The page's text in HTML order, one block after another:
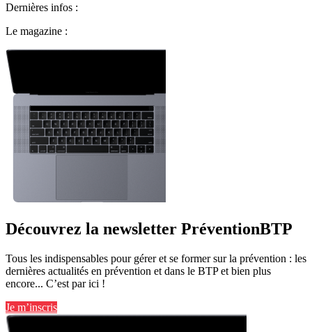
Dernières infos :
Le magazine :
Découvrez la newsletter PréventionBTP
Tous les indispensables pour gérer et se former sur la prévention : les
dernières actualités en prévention et dans le BTP et bien plus
encore... C’est par ici !
Je m’inscris